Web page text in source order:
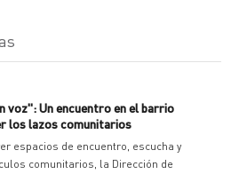
voz": Un encuentro en el barrio
los lazos comunitarios
espacios de encuentro, escucha y
comunitarios, la Dirección de